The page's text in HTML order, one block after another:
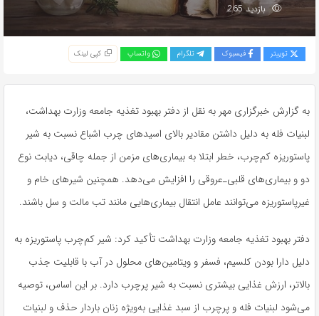
بازدید 265
توییتر فیسبوک تلگرام واتساپ کپی لینک
به گزارش خبرگزاری مهر به نقل از دفتر بهبود تغذیه جامعه وزارت بهداشت،
لبنیات فله به دلیل داشتن مقادیر بالای اسیدهای چرب اشباع نسبت به شیر
پاستوریزه کم‌چرب، خطر ابتلا به بیماری‌های مزمن از جمله چاقی، دیابت نوع
دو و بیماری‌های قلبی‌ـ‌عروقی را افزایش می‌دهد. همچنین شیرهای خام و
غیرپاستوریزه می‌توانند عامل انتقال بیماری‌هایی مانند تب مالت و سل باشند.
دفتر بهبود تغذیه جامعه وزارت بهداشت تأکید کرد: شیر کم‌چرب پاستوریزه به
دلیل دارا بودن کلسیم، فسفر و ویتامین‌های محلول در آب با قابلیت جذب
بالاتر، ارزش غذایی بیشتری نسبت به شیر پرچرب دارد. بر این اساس، توصیه
می‌شود لبنیات فله و پرچرب از سبد غذایی به‌ویژه زنان باردار حذف و لبنیات